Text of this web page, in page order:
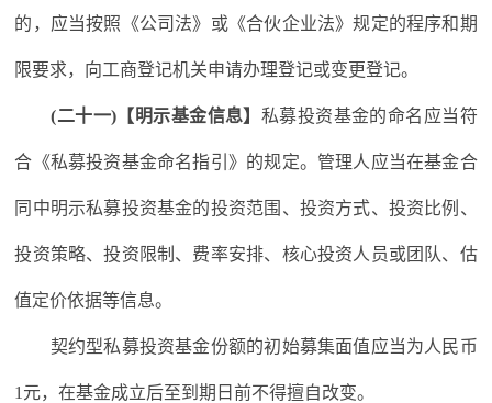
的，应当按照《公司法》或《合伙企业法》规定的程序和期
限要求，向工商登记机关申请办理登记或变更登记。
(二十一)【明示基金信息】 私募投资基金的命名应当符
合《私募投资基金命名指引》的规定。管理人应当在基金合
同中明示私募投资基金的投资范围、投资方式、投资比例、
投资策略、投资限制、费率安排、核心投资人员或团队、估
值定价依据等信息。
契约型私募投资基金份额的初始募集面值应当为人民币
1元，在基金成立后至到期日前不得擅自改变。